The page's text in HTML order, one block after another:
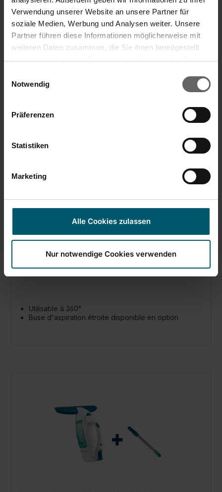
Verwendung unserer Website an unsere Partner für
soziale Medien, Werbung und Analysen weiter. Unsere
Partner führen diese Informationen möglicherweise mit
weiteren Daten zusammen, die Sie ihnen bereitgestellt
haben oder die sie im Rahmen Ihrer Nutzung der Dienste
Cookies, wenn Sie unsere Webseite weiterhin nutzen.
Notwendig
Präferenzen
Statistiken
Marketing
Alle Cookies zulassen
Nur notwendige Cookies verwenden
Utilisable à 360°
Idéal pour les fenêtres à croisillons
Kit aspirateur à vitres Dry & Clean avec
manche et mouilleur
Utilisable à 360°
Buse d'aspiration étroite disponible en option